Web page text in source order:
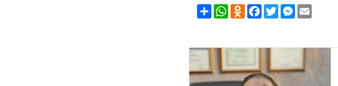
ShareWhatsApp
Odnoklassniki
Facebook
TwitterMessenger